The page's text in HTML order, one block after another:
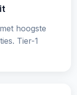
hoogste
Tier-1